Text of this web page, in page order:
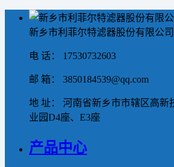
新乡市利菲尔特滤器股份有限公司
电 话： 17530732603
邮 箱： 3850184539@qq.com
地 址： 河南省新乡市市辖区高新
业园D4座、E3座
产品中心